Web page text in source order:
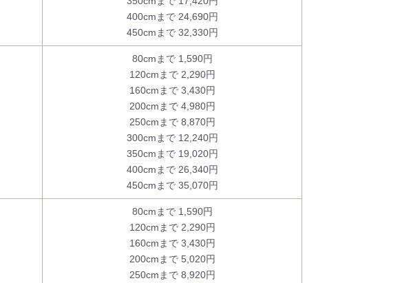
400cmまで 24,690円
450cmまで 32,330円
80cmまで 1,590円
120cmまで 2,290円
160cmまで 3,430円
200cmまで 4,980円
250cmまで 8,870円
300cmまで 12,240円
350cmまで 19,020円
400cmまで 26,340円
450cmまで 35,070円
80cmまで 1,590円
120cmまで 2,290円
160cmまで 3,430円
200cmまで 5,020円
250cmまで 8,920円